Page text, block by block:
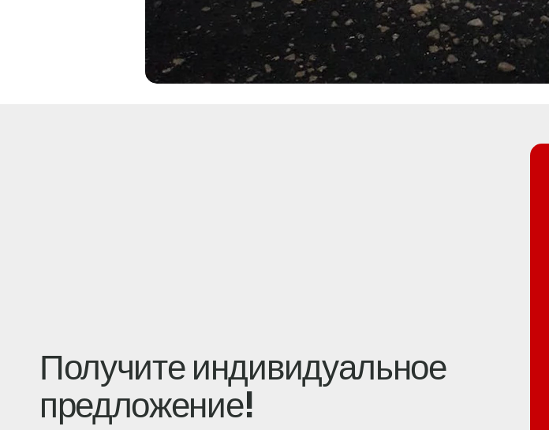
Получите индивидуальное
предложение!